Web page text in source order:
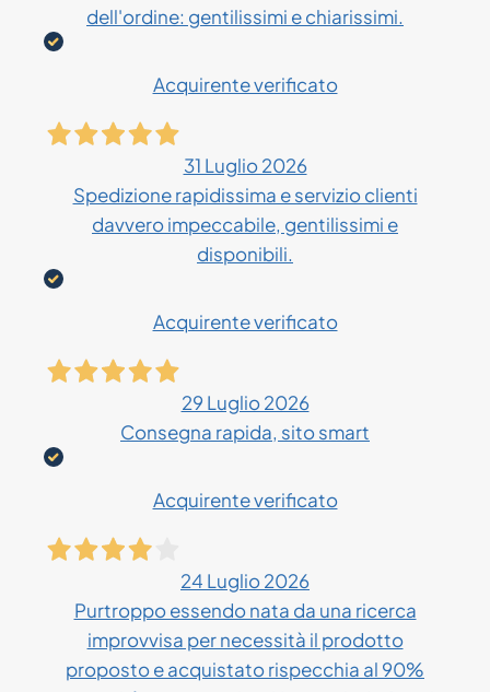
dell'ordine: gentilissimi e chiarissimi.
Acquirente verificato
31 Luglio 2026
Spedizione rapidissima e servizio clienti
davvero impeccabile, gentilissimi e
disponibili.
Acquirente verificato
29 Luglio 2026
Consegna rapida, sito smart
Acquirente verificato
24 Luglio 2026
Purtroppo essendo nata da una ricerca
improvvisa per necessità il prodotto
proposto e acquistato rispecchia al 90%